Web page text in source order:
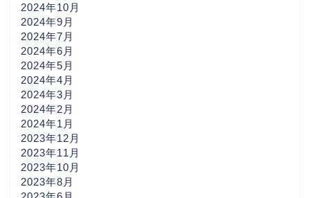
2024年10月
2024年9月
2024年7月
2024年6月
2024年5月
2024年4月
2024年3月
2024年2月
2024年1月
2023年12月
2023年11月
2023年10月
2023年8月